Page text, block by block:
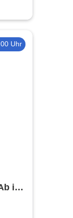
Uhr
in